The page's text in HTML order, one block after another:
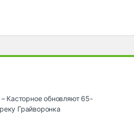
Касторное обновляют 65-
Грайворонка